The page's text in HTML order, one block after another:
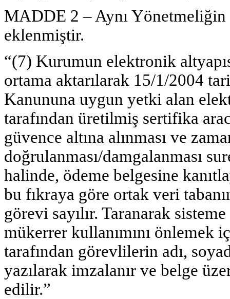
MADDE 2 – Aynı Yönetmeliğin
eklenmiştir.
“(7) Kurumun elektronik
ortama aktarılarak 15/1/2004
Kanununa uygun yetki alan
tarafından üretilmiş sertifika
güvence altına alınması ve
doğrulanması/damgalanması
halinde, ödeme belgesine
bu fıkraya göre ortak veri
görevi sayılır. Taranarak
mükerrer kullanımını
tarafından görevlilerin adı,
yazılarak imzalanır ve belge
edilir.”